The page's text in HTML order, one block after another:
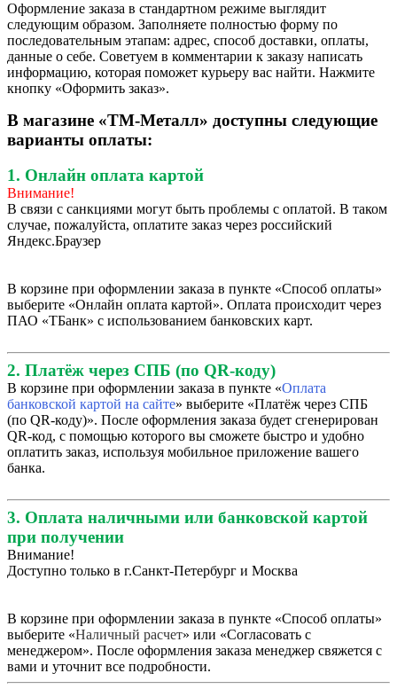
Оформление заказа в стандартном режиме выглядит
следующим образом. Заполняете полностью форму по
последовательным этапам: адрес, способ доставки, оплаты,
данные о себе. Советуем в комментарии к заказу написать
информацию, которая поможет курьеру вас найти. Нажмите
кнопку «Оформить заказ».
В магазине «ТМ-Металл» доступны следующие
варианты оплаты:
1. Онлайн оплата картой
Внимание!
В связи с санкциями могут быть проблемы с оплатой. В таком
случае, пожалуйста, оплатите заказ через российский
Яндекс.Браузер
В корзине при оформлении заказа в пункте «Способ оплаты»
выберите «Онлайн оплата картой». Оплата происходит через
ПАО «ТБанк» с использованием банковских карт.
2. Платёж через СПБ (по QR-коду)
В корзине при оформлении заказа в пункте «Оплата
банковской картой на сайте» выберите «Платёж через СПБ
(по QR-коду)». После оформления заказа будет сгенерирован
QR-код, с помощью которого вы сможете быстро и удобно
оплатить заказ, используя мобильное приложение вашего
банка.
3. Оплата наличными или банковской картой
при получении
Внимание!
Доступно только в г.Санкт-Петербург и Москва
В корзине при оформлении заказа в пункте «Способ оплаты»
выберите «Наличный расчет» или «Согласовать с
менеджером». После оформления заказа менеджер свяжется с
вами и уточнит все подробности.